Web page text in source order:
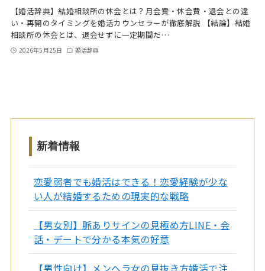
【婚活辞典】結婚相談所の休会とは？月会費・休会費・退会との違
い・再開のタイミングを婚活カウンセラーが徹底解説 【結論】結婚
相談所の休会とは、退会せずに一定期間だ…
2026年5月25日 婚活辞典
新着情報
恋愛弱者でも婚活はできる！恋愛経験が少な
い人が結婚するための現実的な戦略
【男女別】脈ありサインの見極め方LINE・会
話・デートで分かる本気の好意
【男性向け】メンヘラ女の見抜き方婚活で注